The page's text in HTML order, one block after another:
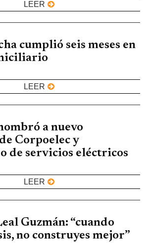
LEER
cumplió seis meses en
LEER
a nuevo
Corpoelec y
de servicios eléctricos
LEER
Guzmán: “cuando
no construyes mejor”